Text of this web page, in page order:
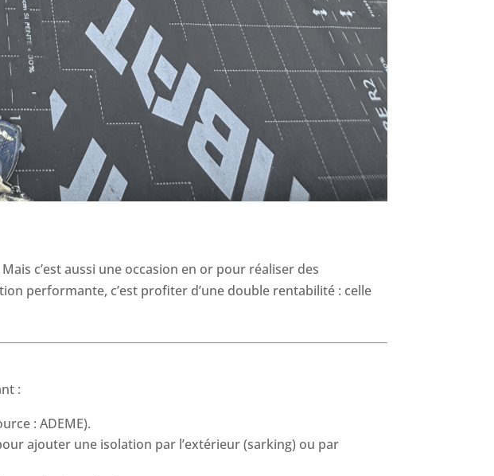
c’est aussi une occasion en or pour réaliser des
performante, c’est profiter d’une double rentabilité : celle
:
: ADEME).
ajouter une isolation par l’extérieur (sarking) ou par